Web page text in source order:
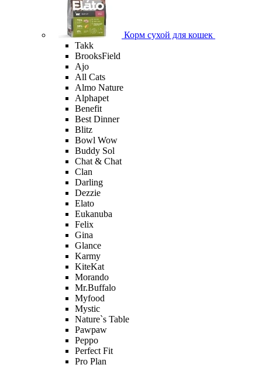
Корм сухой для кошек
Takk
BrooksField
Ajo
All Cats
Almo Nature
Alphapet
Benefit
Best Dinner
Blitz
Bowl Wow
Buddy Sol
Chat & Chat
Clan
Darling
Dezzie
Elato
Eukanuba
Felix
Gina
Glance
Karmy
KiteKat
Morando
Mr.Buffalo
Myfood
Mystic
Nature`s Table
Pawpaw
Peppo
Perfect Fit
Pro Plan